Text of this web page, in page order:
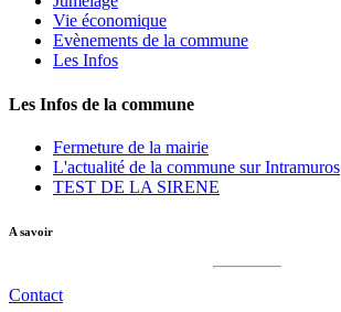
Vie économique
Evènements de la commune
Les Infos
Les Infos de la commune
Fermeture de la mairie
L'actualité de la commune sur Intramuros
TEST DE LA SIRENE
A savoir
Contact